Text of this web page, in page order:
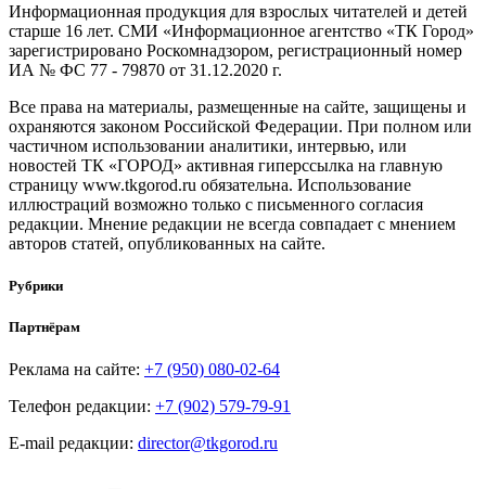
Информационная продукция для взрослых читателей и детей
старше 16 лет. СМИ «Информационное агентство «ТК Город»
зарегистрировано Роскомнадзором, регистрационный номер
ИА № ФС 77 - 79870 от 31.12.2020 г.
Все права на материалы, размещенные на сайте, защищены и
охраняются законом Российской Федерации. При полном или
частичном использовании аналитики, интервью, или
новостей ТК «ГОРОД» активная гиперссылка на главную
страницу www.tkgorod.ru обязательна. Использование
иллюстраций возможно только с письменного согласия
редакции. Мнение редакции не всегда совпадает с мнением
авторов статей, опубликованных на сайте.
Рубрики
Партнёрам
Реклама на сайте: +7 (950) 080-02-64
Телефон редакции: +7 (902) 579-79-91
E-mail редакции: director@tkgorod.ru